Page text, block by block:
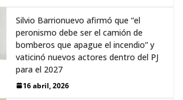
Silvio Barrionuevo afirmó que “el
peronismo debe ser el camión de
bomberos que apague el incendio” y
vaticinó nuevos actores dentro del PJ
para el 2027
16 abril, 2026